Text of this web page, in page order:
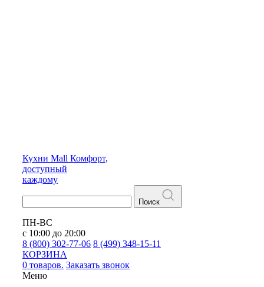
Кухни Mall Комфорт,
доступный
каждому
Поиск
ПН-ВС
с 10:00 до 20:00
8 (800) 302-77-06 8 (499) 348-15-11
КОРЗИНА
0 товаров. Заказать звонок
Меню